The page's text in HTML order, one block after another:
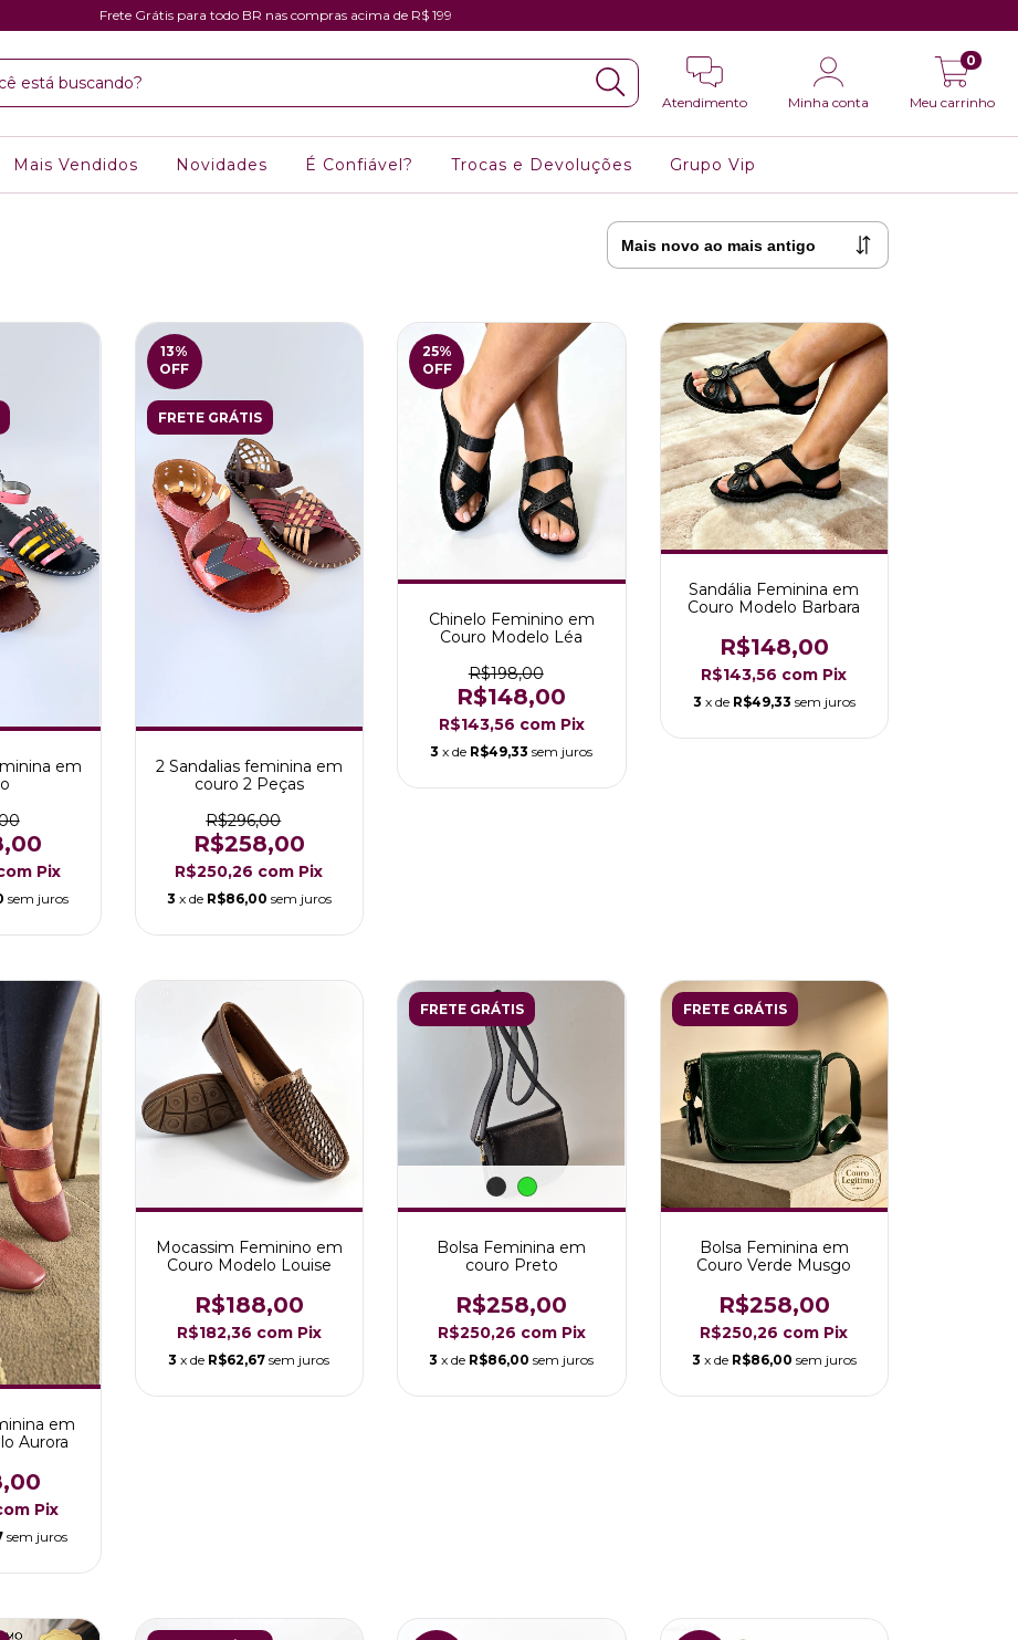
Frete Grátis para todo BR nas compras acima de R$ 199
Atendimento Minha conta Meu carrinho
0
Mais Vendidos Novidades É Confiável? Trocas e Devoluções Grupo Vip
em
Pix
sem juros
13%
OFF
FRETE GRÁTIS
2 Sandalias feminina em
couro 2 Peças
R$296,00
R$258,00
R$250,26 com Pix
3 x de R$86,00 sem juros
25%
OFF
Chinelo Feminino em
Couro Modelo Léa
R$198,00
R$148,00
R$143,56 com Pix
3 x de R$49,33 sem juros
Sandália Feminina em
Couro Modelo Barbara
R$148,00
R$143,56 com Pix
3 x de R$49,33 sem juros
em
Aurora
Pix
sem juros
Mocassim Feminino em
Couro Modelo Louise
R$188,00
R$182,36 com Pix
3 x de R$62,67 sem juros
FRETE GRÁTIS
Bolsa Feminina em
couro Preto
R$258,00
R$250,26 com Pix
3 x de R$86,00 sem juros
FRETE GRÁTIS
Bolsa Feminina em
Couro Verde Musgo
R$258,00
R$250,26 com Pix
3 x de R$86,00 sem juros